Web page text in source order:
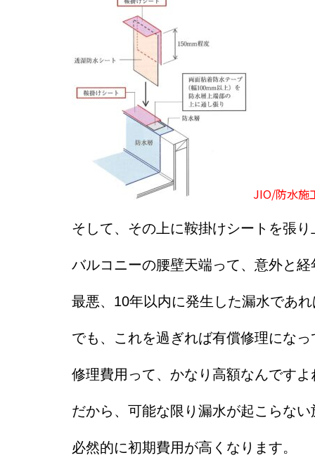
JIO/防水施
そして、その上に鞍掛けシートを張り
バルコニーの腰壁天端って、意外と経
最悪、10年以内に発生した漏水であ
でも、これを過ぎれば有償修理になっ
修理費用って、かなり高額なんですよ
だから、可能な限り漏水が起こらない
必然的に初期費用が高くなります。